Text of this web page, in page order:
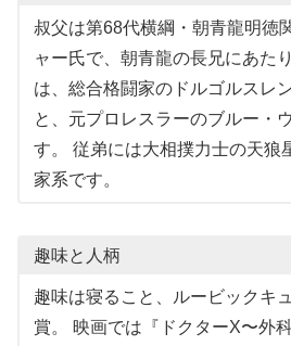
叔父は第68代横綱・朝青龍明徳
ャー氏で、朝青龍の長兄にあた
は、総合格闘家のドルゴルスレ
と、元プロレスラーのブルー・
す。 従弟には大相撲力士の天狼
家系です。
趣味と人柄
趣味は寝ること、ルービックキ
賞。 映画では『ドクターX〜外